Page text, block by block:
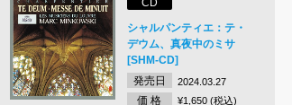
CD
シャルパンティエ：テ・
デウム、真夜中のミサ
[SHM-CD]
発売日
2024.03.27
価 格 ¥1,650 (税込)